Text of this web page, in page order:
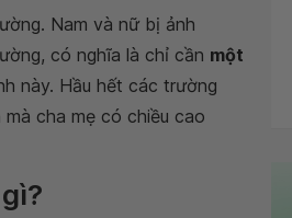
Nam và nữ bị ảnh
có nghĩa là chỉ cần một
này. Hầu hết các trường
cha mẹ có chiều cao